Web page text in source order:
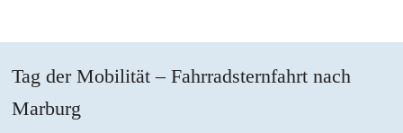
Tag der Mobilität – Fahrradsternfahrt nach
Marburg